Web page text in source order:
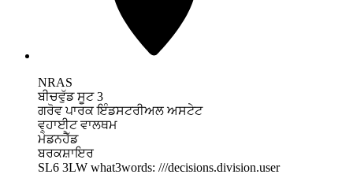
NRAS
ਬੀਚਵੁੱਡ ਸੂਟ 3
ਗਰੋਵ ਪਾਰਕ ਇੰਡਸਟਰੀਅਲ ਅਸਟੇਟ
ਵ੍ਹਾਈਟ ਵਾਲਥਮ
ਮੇਡਨਹੈੱਡ
ਬਰਕਸ਼ਾਇਰ
SL6 3LW what3words: ///decisions.division.user